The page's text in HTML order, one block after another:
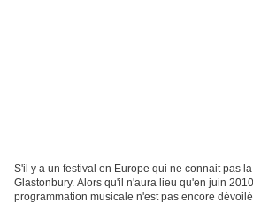
S'il y a un festival en Europe qui ne connait pas
Glastonbury. Alors qu'il n'aura lieu qu'en juin
programmation musicale n'est pas encore